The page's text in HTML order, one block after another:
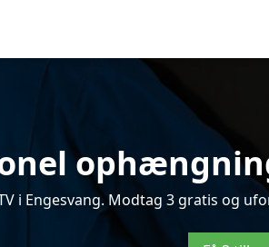
i Engesvang. Modtag 3 gratis og